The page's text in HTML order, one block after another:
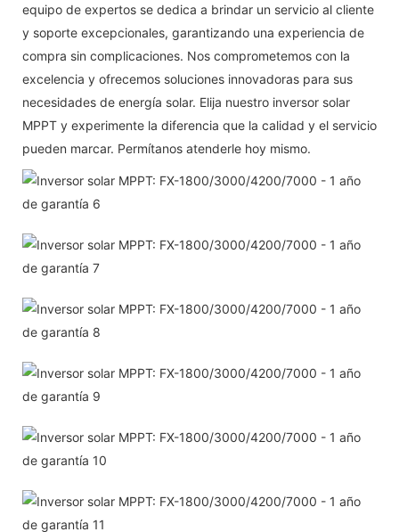
equipo de expertos se dedica a brindar un servicio al cliente
y soporte excepcionales, garantizando una experiencia de
compra sin complicaciones. Nos comprometemos con la
excelencia y ofrecemos soluciones innovadoras para sus
necesidades de energía solar. Elija nuestro inversor solar
MPPT y experimente la diferencia que la calidad y el servicio
pueden marcar. Permítanos atenderle hoy mismo.